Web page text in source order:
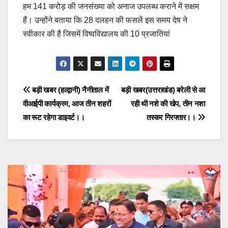
हम 141 करोड़ की जनसंख्या को अनाज उपलब्ध कराने में सक्षम
हैं। उन्होंने बताया कि 28 दलहन की फसलें इस समय देष ने
स्वीकार की है जिसमें विष्वविद्यालय की 10 प्रजातियां
Post
navigation
बड़ी खबर(उत्तराखंड) बरेली से आ
रही थी नशे की खेप, तीन नशा
तस्कर गिरफ्तार।।
बड़ी खबर (हल्द्वानी) नैनीताल में
वीआईपी कार्यक्रम, आज तीन शहरों
का रूट रहेगा डाइवर्ट।।